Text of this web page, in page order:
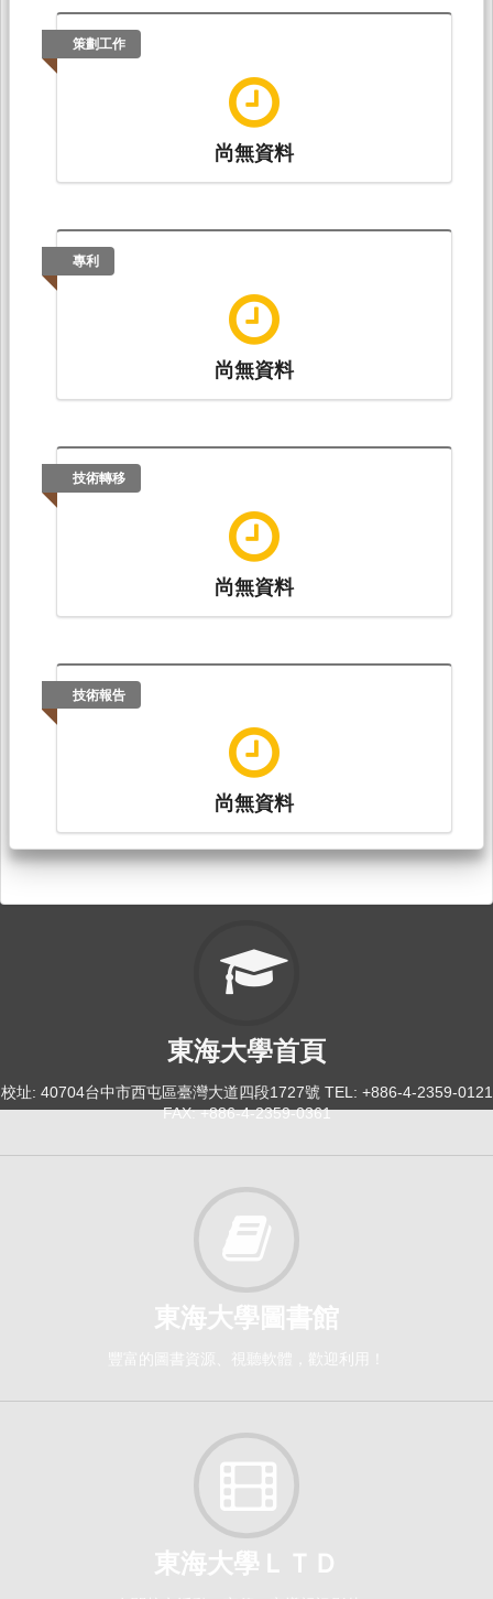
策劃工作
尚無資料
專利
尚無資料
技術轉移
尚無資料
技術報告
尚無資料
東海大學首頁
校址: 40704台中市西屯區臺灣大道四段1727號 TEL: +886-4-2359-0121
FAX: +886-4-2359-0361
東海大學圖書館
豐富的圖書資源、視聽軟體，歡迎利用！
東海大學ＬＴＤ